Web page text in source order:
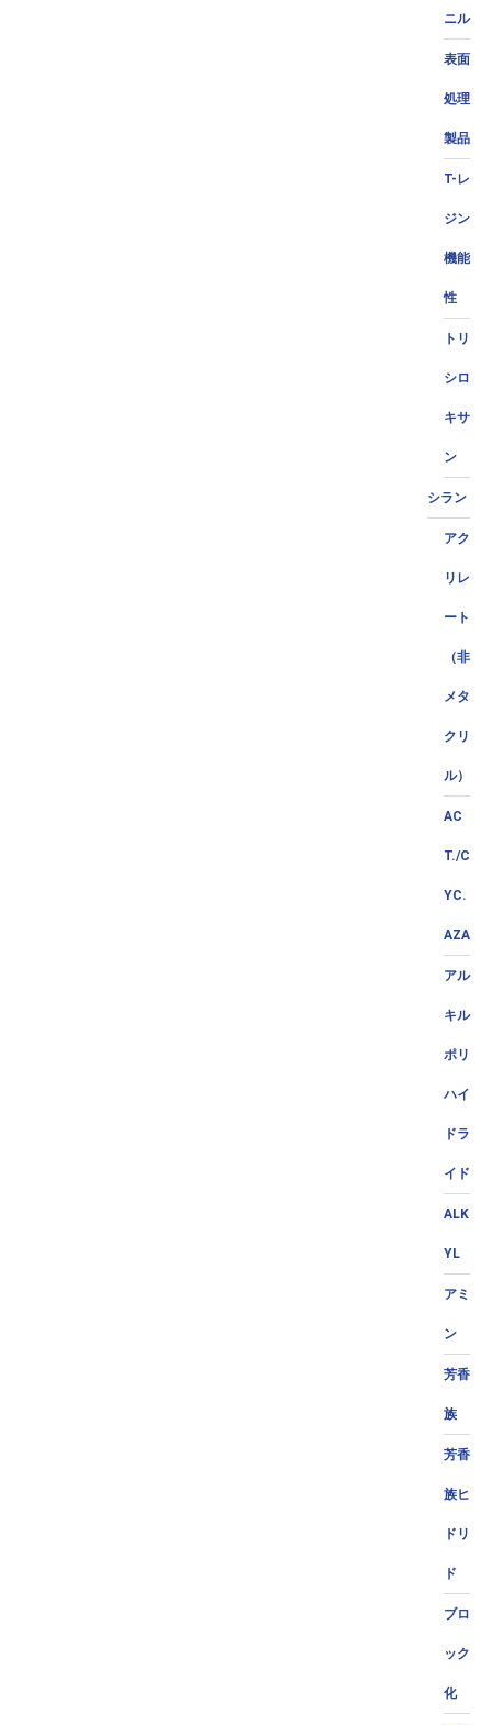
ニル
表面
処理
製品
T-レ
ジン
機能
性
トリ
シロ
キサ
ン
シラン
アク
リレ
ート
（非
メタ
クリ
ル）
AC
T./C
YC.
AZA
アル
キル
ポリ
ハイ
ドラ
イド
ALK
YL
アミ
ン
芳香
族
芳香
族ヒ
ドリ
ド
ブロ
ック
化